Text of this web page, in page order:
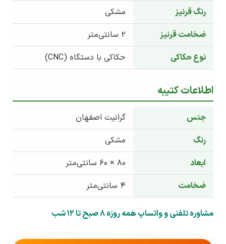
رنگ قرنیز
مشکی
ضخامت قرنیز
نوع حکاکی
حکاکی با دستگاه (CNC)
اطلاعات کتیبه
جنس
گرانیت اصفهان
رنگ
مشکی
ابعاد
۸۰ × ۶۰ سانتی‌متر
ضخامت
مشاوره تلفنی و واتساپ همه روزه 8 صبح تا 12 شب